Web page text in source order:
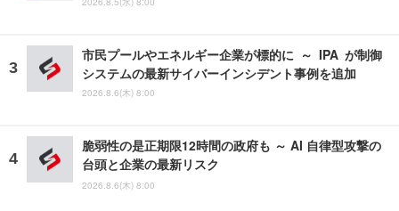
市民プールやエネルギー企業が標的に ～ IPA が制御
システムの最新サイバーインシデント事例を追加
2026.8.6(木) 8:00
脆弱性の是正期限12時間の政府も ～ AI 自律型攻撃の
台頭と企業の最新リスク
2026.8.6(木) 8:00